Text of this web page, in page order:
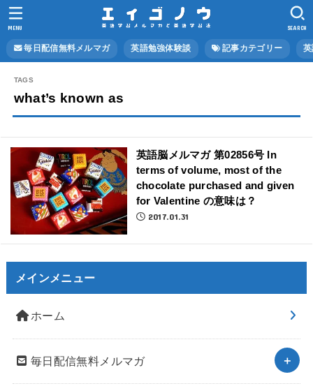
毎日配信無料メルマガ 英語勉強体験談 記事カテゴリー
SEARCH
MENU
what’s known as
英語脳メルマガ 第02856号 In
terms of volume, most of the
chocolate purchased and given
for Valentine の意味は？
2017.01.31
メインメニュー
ホーム
毎日配信無料メルマガ